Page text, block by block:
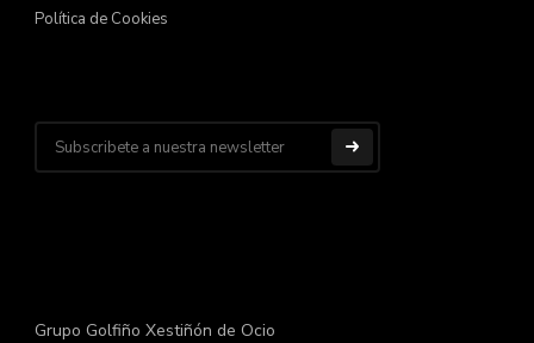
Política de Cookies
Grupo Golfiño Xestiñón de Ocio